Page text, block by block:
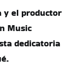
y el productor
Music
dedicatoria